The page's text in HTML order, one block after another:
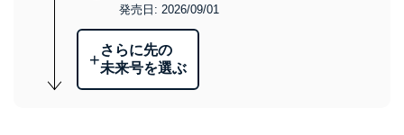
発売日: 2026/09/01
+さらに先の
未来号を選ぶ